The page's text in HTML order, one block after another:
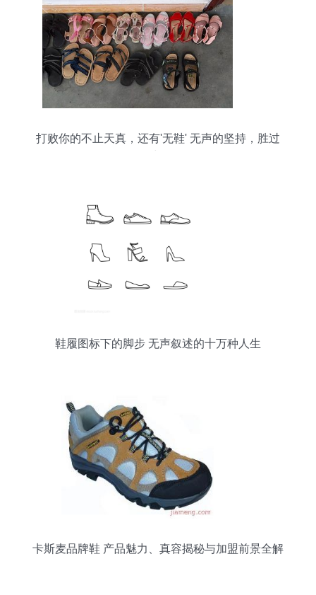
打败你的不止天真，还有'无鞋' 无声的坚持，胜过
鞋履图标下的脚步 无声叙述的十万种人生
卡斯麦品牌鞋 产品魅力、真容揭秘与加盟前景全解